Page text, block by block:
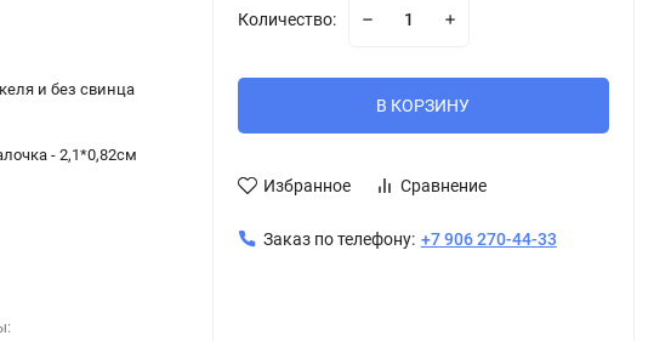
и без свинца
- 2,1*0,82см
Количество:
В КОРЗИНУ
Избранное Сравнение
Заказ по телефону: +7 906 270-44-33